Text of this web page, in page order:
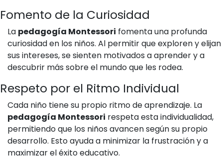
Fomento de la Curiosidad
La pedagogía Montessori fomenta una profunda
curiosidad en los niños. Al permitir que exploren y elijan
sus intereses, se sienten motivados a aprender y a
descubrir más sobre el mundo que les rodea.
Respeto por el Ritmo Individual
Cada niño tiene su propio ritmo de aprendizaje. La
pedagogía Montessori respeta esta individualidad,
permitiendo que los niños avancen según su propio
desarrollo. Esto ayuda a minimizar la frustración y a
maximizar el éxito educativo.